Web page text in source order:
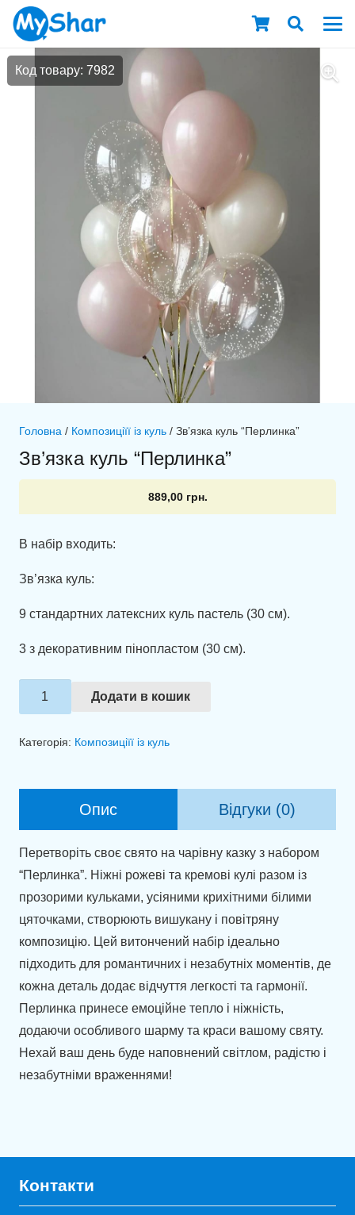
Код товару: 7982
Головна / Композиціїї із куль / Зв’язка куль “Перлинка”
Зв’язка куль “Перлинка”
889,00 грн.
В набір входить:
Зв’язка куль:
9 стандартних латексних куль пастель (30 см).
3 з декоративним пінопластом (30 см).
Зв'язка
куль
Додати в кошик
Категорія: Композиціїї із куль
Опис Відгуки (0)
Перетворіть своє свято на чарівну казку з набором
“Перлинка”. Ніжні рожеві та кремові кулі разом із
прозорими кульками, усіяними крихітними білими
цяточками, створюють вишукану і повітряну
композицію. Цей витончений набір ідеально
підходить для романтичних і незабутніх моментів, де
кожна деталь додає відчуття легкості та гармонії.
Перлинка принесе емоційне тепло і ніжність,
додаючи особливого шарму та краси вашому святу.
Нехай ваш день буде наповнений світлом, радістю і
незабутніми враженнями!
Контакти